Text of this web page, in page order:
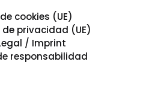
cookies (UE)
privacidad (UE)
/ Imprint
responsabilidad